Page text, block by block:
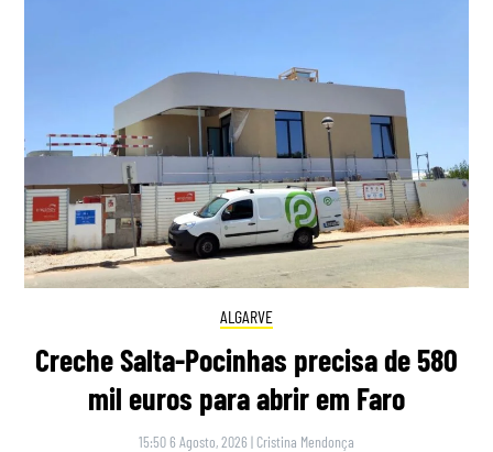
ALGARVE
Creche Salta-Pocinhas precisa de 580
mil euros para abrir em Faro
15:50 6 Agosto, 2026 | Cristina Mendonça